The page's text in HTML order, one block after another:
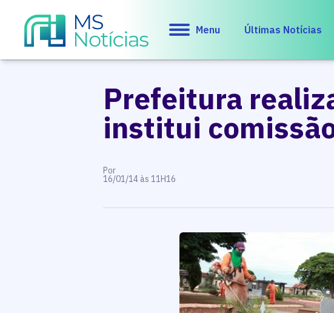
Menu Últimas Notícias
Prefeitura
institui
Por
16/01/14 às 11H16